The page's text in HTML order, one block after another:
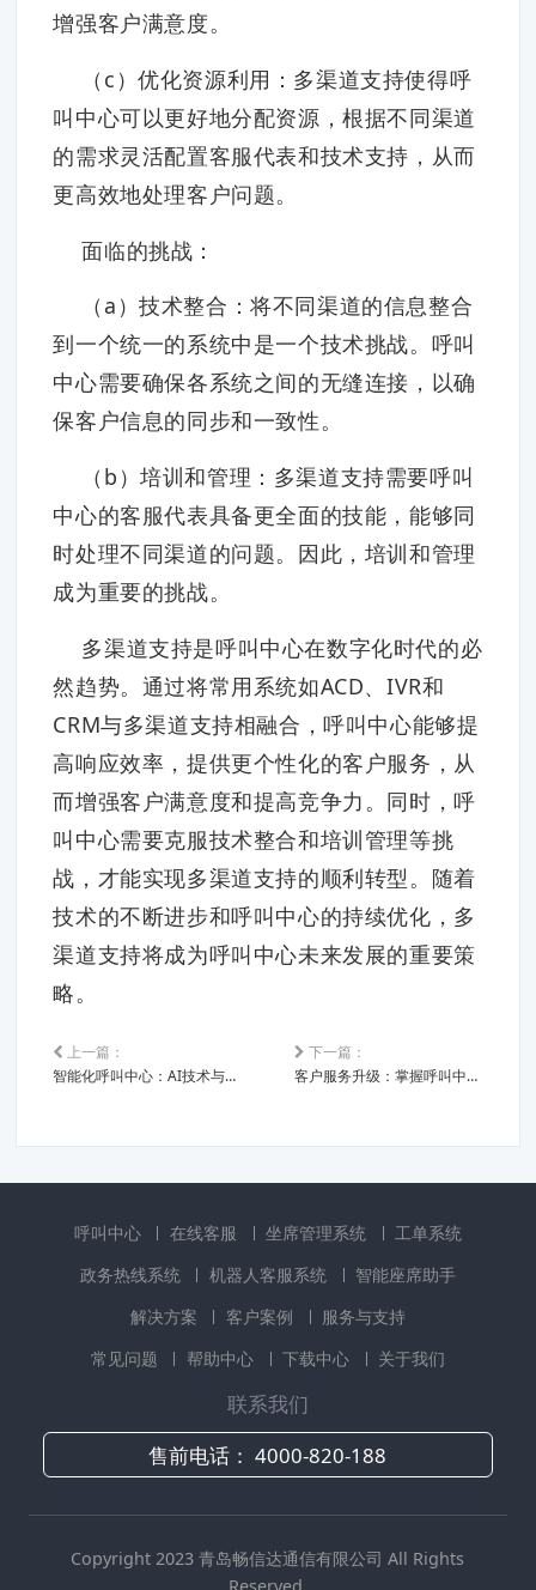
增强客户满意度。
（c）优化资源利用：多渠道支持使得呼
叫中心可以更好地分配资源，根据不同渠道
的需求灵活配置客服代表和技术支持，从而
更高效地处理客户问题。
面临的挑战：
（a）技术整合：将不同渠道的信息整合
到一个统一的系统中是一个技术挑战。呼叫
中心需要确保各系统之间的无缝连接，以确
保客户信息的同步和一致性。
（b）培训和管理：多渠道支持需要呼叫
中心的客服代表具备更全面的技能，能够同
时处理不同渠道的问题。因此，培训和管理
成为重要的挑战。
多渠道支持是呼叫中心在数字化时代的必
然趋势。通过将常用系统如ACD、IVR和
CRM与多渠道支持相融合，呼叫中心能够提
高响应效率，提供更个性化的客户服务，从
而增强客户满意度和提高竞争力。同时，呼
叫中心需要克服技术整合和培训管理等挑
战，才能实现多渠道支持的顺利转型。随着
技术的不断进步和呼叫中心的持续优化，多
渠道支持将成为呼叫中心未来发展的重要策
略。
上一篇：
智能化呼叫中心：AI技术与常用系统的融合探讨
下一篇：
客户服务升级：掌握呼叫中心常用系统的最新技术趋势
呼叫中心 在线客服 坐席管理系统
工单系统
政务热线系统
机器人客服系统
智能座席助手
解决方案
客户案例
服务与支持
常见问题
帮助中心 下载中心 关于我们
联系我们
售前电话：4000-820-188
Copyright 2023 青岛畅信达通信有限公司 All Rights